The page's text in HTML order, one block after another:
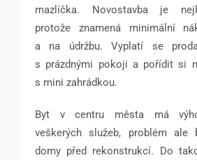
mazlíčka. Novostavba je
protože znamená minimální
a na údržbu. Vyplatí se
s prázdnými pokoji a pořídit si
s mini zahrádkou.
Byt v centru města má
veškerých služeb, problém ale
domy před rekonstrukcí. Do